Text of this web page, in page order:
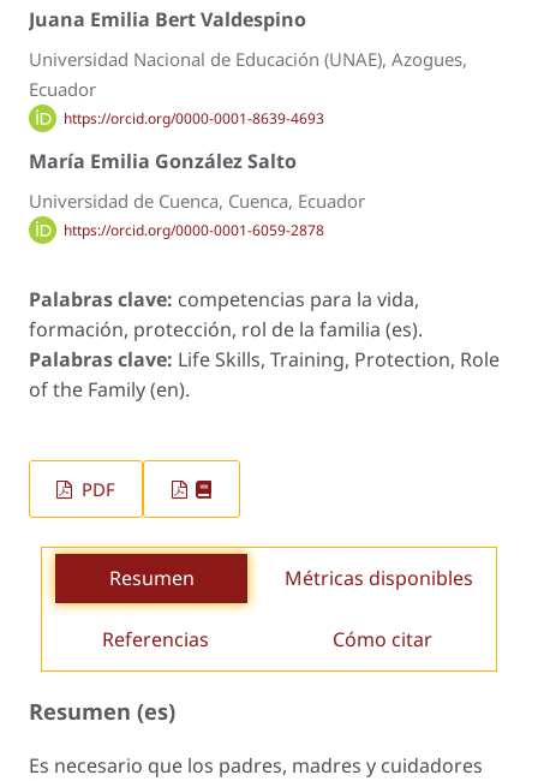
Juana Emilia Bert Valdespino
Universidad Nacional de Educación (UNAE), Azogues,
Ecuador
https://orcid.org/0000-0001-8639-4693
María Emilia González Salto
Universidad de Cuenca, Cuenca, Ecuador
https://orcid.org/0000-0001-6059-2878
Palabras clave: competencias para la vida,
formación, protección, rol de la familia (es).
Palabras clave: Life Skills, Training, Protection, Role
of the Family (en).
PDF
Resumen Métricas disponibles
Referencias Cómo citar
Resumen (es)
Es necesario que los padres, madres y cuidadores